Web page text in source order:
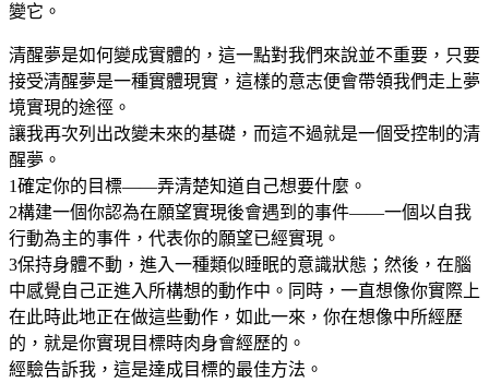
變它。
清醒夢是如何變成實體的，這一點對我們來說並不重要，只要
接受清醒夢是一種實體現實，這樣的意志便會帶領我們走上夢
境實現的途徑。
讓我再次列出改變未來的基礎，而這不過就是一個受控制的清
醒夢。
1確定你的目標——弄清楚知道自己想要什麼。
2構建一個你認為在願望實現後會遇到的事件——一個以自我
行動為主的事件，代表你的願望已經實現。
3保持身體不動，進入一種類似睡眠的意識狀態；然後，在腦
中感覺自己正進入所構想的動作中。同時，一直想像你實際上
在此時此地正在做這些動作，如此一來，你在想像中所經歷
的，就是你實現目標時肉身會經歷的。
經驗告訴我，這是達成目標的最佳方法。